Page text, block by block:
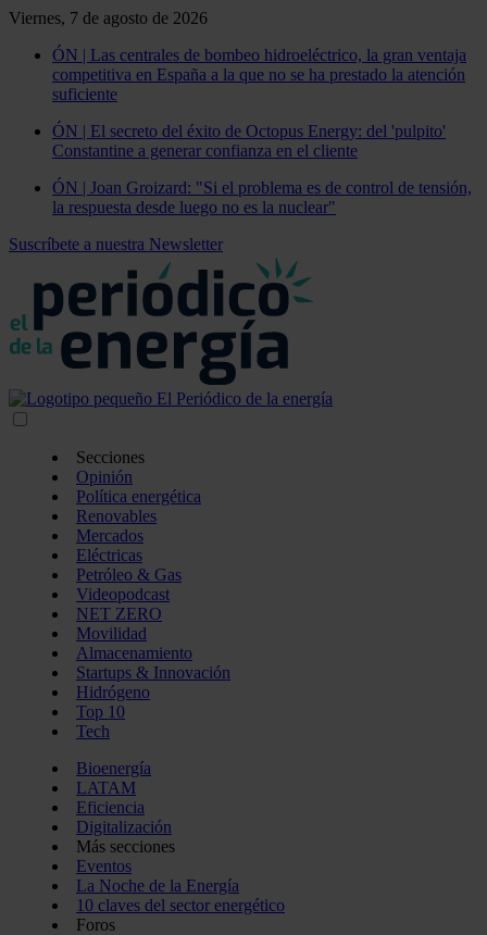
Viernes, 7 de agosto de 2026
ÓN | Las centrales de bombeo hidroeléctrico, la gran ventaja
competitiva en España a la que no se ha prestado la atención
suficiente
ÓN | El secreto del éxito de Octopus Energy: del 'pulpito'
Constantine a generar confianza en el cliente
ÓN | Joan Groizard: "Si el problema es de control de tensión,
la respuesta desde luego no es la nuclear"
Suscríbete a nuestra Newsletter
Secciones
Opinión
Política energética
Renovables
Mercados
Eléctricas
Petróleo & Gas
Videopodcast
NET ZERO
Movilidad
Almacenamiento
Startups & Innovación
Hidrógeno
Top 10
Tech
Bioenergía
LATAM
Eficiencia
Digitalización
Más secciones
Eventos
La Noche de la Energía
10 claves del sector energético
Foros